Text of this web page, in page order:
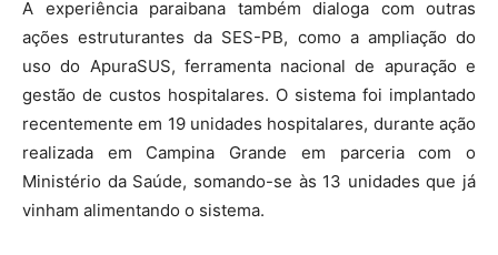
A experiência paraibana também dialoga com outras
ações estruturantes da SES-PB, como a ampliação do
uso do ApuraSUS, ferramenta nacional de apuração e
gestão de custos hospitalares. O sistema foi implantado
recentemente em 19 unidades hospitalares, durante ação
realizada em Campina Grande em parceria com o
Ministério da Saúde, somando-se às 13 unidades que já
vinham alimentando o sistema.